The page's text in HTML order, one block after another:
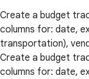
Create a budget
columns for: date,
transportation),
Create a budget
columns for: date,